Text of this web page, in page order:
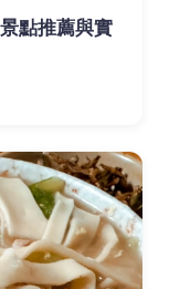
點推薦與實